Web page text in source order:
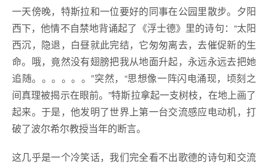
一天傍晚，特斯拉和一位要好的同事在公园里散步。夕阳
西下，他情不自禁地背诵起了《浮士德》里的诗句：“太阳
西沉，隐退，白昼就此完结，它匆匆离去，去催促新的生
命。哦，竟然没有翅膀把我从地面升起，永远永远去把她
追随。。。。。。”突然，“思想像一阵闪电涌现，顷刻之
间真理被揭示在眼前。”特斯拉拿起一支树枝，在地上画了
起来。于是，他发明了世界上第一台交流感应电动机，打
破了波尔希尔教授当年的断言。
这几乎是一个冷笑话，我们完全看不出歌德的诗句和交流